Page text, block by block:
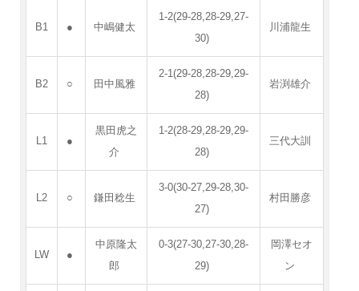
B1 ● 中嶋健太
1-2(29-28,28-29,27-
30)
川浦龍生
B2 ○ 田中風雅
2-1(29-28,28-29,29-
28)
岩渕雄介
L1 ●
黒田虎之
介
1-2(28-29,28-29,29-
28)
三代大訓
L2 ○ 鎌田稔生
3-0(30-27,29-28,30-
27)
村田勝彦
LW ●
中原隆太
郎
0-3(27-30,27-30,28-
29)
岡澤セオ
ン